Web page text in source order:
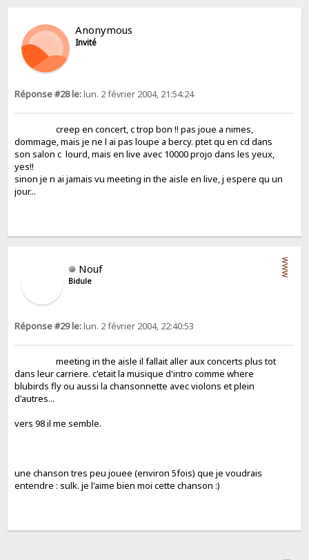
Anonymous
Invité
Réponse #28 le:lun. 2 février 2004, 21:54:24
creep en concert, c trop bon !! pas joue a nimes,
dommage, mais je ne l ai pas loupe a bercy. ptet qu en cd dans
son salon c lourd, mais en live avec 10000 projo dans les yeux,
yes!!
sinon je n ai jamais vu meeting in the aisle en live, j espere qu un
jour...
Nouf
Bidule
WWW
Réponse #29 le:lun. 2 février 2004, 22:40:53
meeting in the aisle il fallait aller aux concerts plus tot
dans leur carriere. c'etait la musique d'intro comme where
blubirds fly ou aussi la chansonnette avec violons et plein
d'autres...
vers 98 il me semble.
une chanson tres peu jouee (environ 5fois) que je voudrais
entendre : sulk. je l'aime bien moi cette chanson :)